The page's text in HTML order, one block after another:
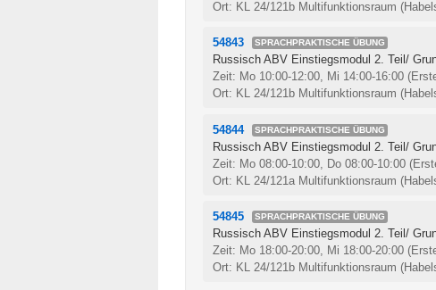
Ort: KL 24/121b Multifunktionsraum
54843 SPRACHPRAKTISCHE ÜBUNG
Russisch ABV Einstiegsmodul 2. Teil/
Zeit: Mo 10:00-12:00, Mi 14:00-16:00
Ort: KL 24/121b Multifunktionsraum
54844 SPRACHPRAKTISCHE ÜBUNG
Russisch ABV Einstiegsmodul 2. Teil/
Zeit: Mo 08:00-10:00, Do 08:00-10:00
Ort: KL 24/121a Multifunktionsraum
54845 SPRACHPRAKTISCHE ÜBUNG
Russisch ABV Einstiegsmodul 2. Teil/
Zeit: Mo 18:00-20:00, Mi 18:00-20:00
Ort: KL 24/121b Multifunktionsraum